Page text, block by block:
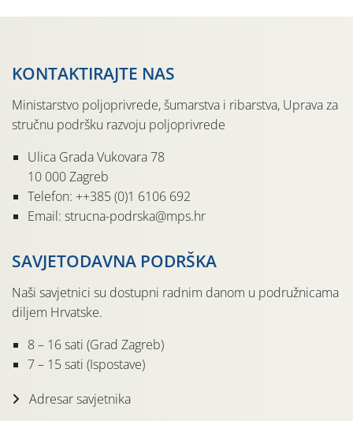
KONTAKTIRAJTE NAS
Ministarstvo poljoprivrede, šumarstva i ribarstva, Uprava za
stručnu podršku razvoju poljoprivrede
Ulica Grada Vukovara 78
10 000 Zagreb
Telefon: ++385 (0)1 6106 692
Email: strucna-podrska@mps.hr
SAVJETODAVNA PODRŠKA
Naši savjetnici su dostupni radnim danom u podružnicama
diljem Hrvatske.
8 – 16 sati (Grad Zagreb)
7 – 15 sati (Ispostave)
Adresar savjetnika